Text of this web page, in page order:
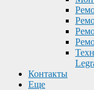
Контакты
Еще